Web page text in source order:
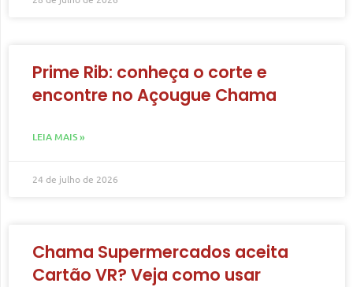
Prime Rib: conheça o corte e
encontre no Açougue Chama
LEIA MAIS »
24 de julho de 2026
Chama Supermercados aceita
Cartão VR? Veja como usar